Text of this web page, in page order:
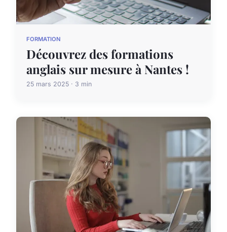
FORMATION
Découvrez des formations
anglais sur mesure à Nantes !
25 mars 2025 · 3 min